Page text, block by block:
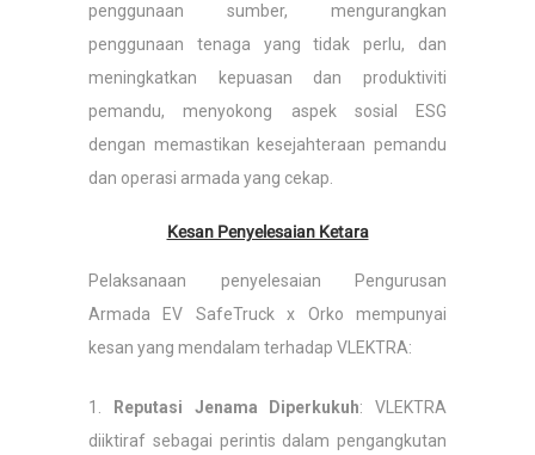
penggunaan sumber, mengurangkan
penggunaan tenaga yang tidak perlu, dan
meningkatkan kepuasan dan produktiviti
pemandu, menyokong aspek sosial ESG
dengan memastikan kesejahteraan pemandu
dan operasi armada yang cekap.
Kesan Penyelesaian Ketara
Pelaksanaan penyelesaian Pengurusan
Armada EV SafeTruck x Orko mempunyai
kesan yang mendalam terhadap VLEKTRA:
1. Reputasi Jenama Diperkukuh: VLEKTRA
diiktiraf sebagai perintis dalam pengangkutan